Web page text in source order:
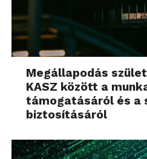
Megállapodás
KASZ között a
támogatásáról és a
biztosításáról